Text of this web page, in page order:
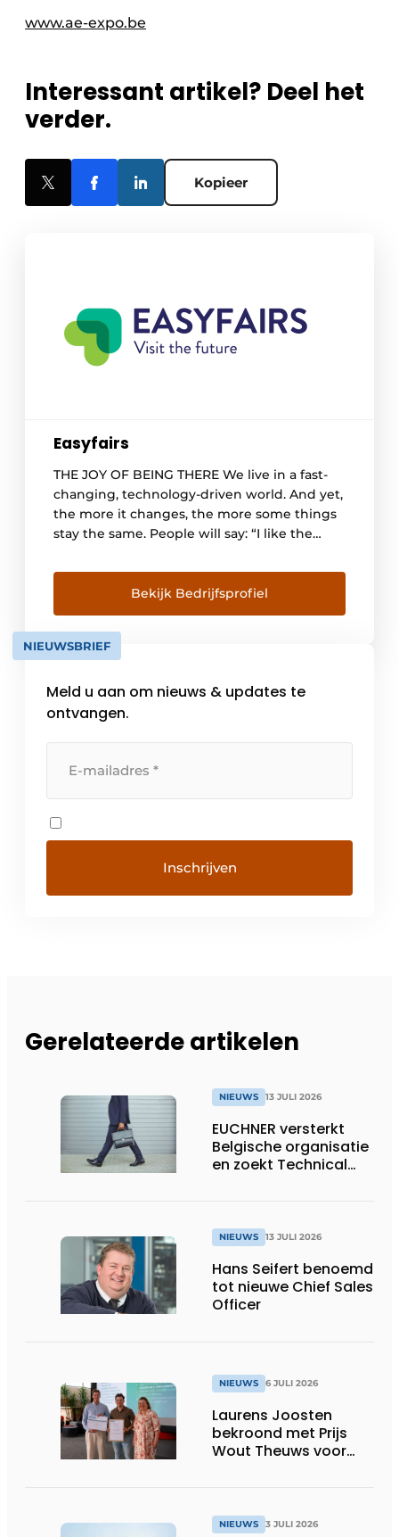
www.ae-expo.be
Interessant artikel? Deel het
verder.
Kopieer
Easyfairs
THE JOY OF BEING THERE We live in a fast-
changing, technology-driven world. And yet,
the more it changes, the more some things
stay the same. People will say: “I like the
events business has a great future ahead of
it. There is no substitute for “being
there”. Only […]
Bekijk Bedrijfsprofiel
NIEUWSBRIEF
Meld u aan om nieuws & updates te
ontvangen.
Gerelateerde artikelen
NIEUWS 13 JULI 2026
EUCHNER versterkt
Belgische organisatie
en zoekt Technical
NIEUWS 13 JULI 2026
Hans Seifert benoemd
tot nieuwe Chief Sales
Officer
NIEUWS 6 JULI 2026
Laurens Joosten
bekroond met Prijs
Wout Theuws voor
NIEUWS 3 JULI 2026